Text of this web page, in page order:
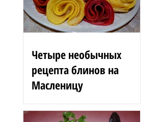
Четыре необычных
рецепта блинов на
Масленицу
Блинные розы 1,5 стакана
муки 200 г вишен 125 мл